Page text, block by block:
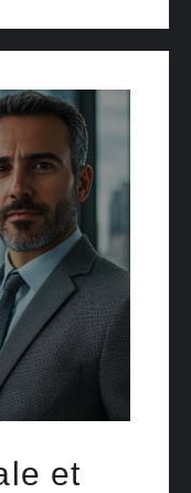
et